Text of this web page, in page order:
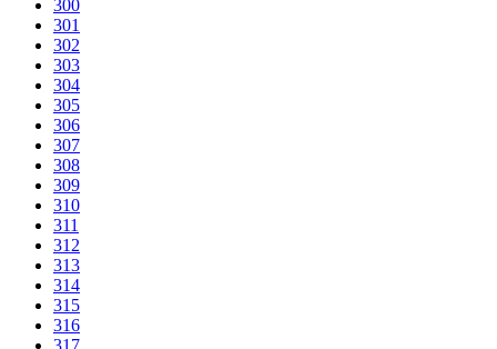
300
301
302
303
304
305
306
307
308
309
310
311
312
313
314
315
316
317